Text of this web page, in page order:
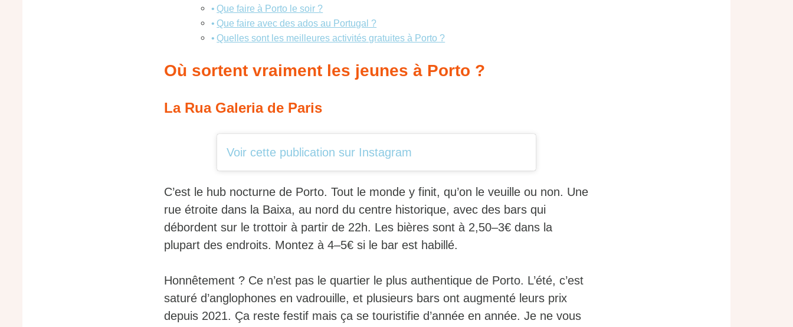
Que faire à Porto le soir ?
Que faire avec des ados au Portugal ?
Quelles sont les meilleures activités gratuites à Porto ?
Où sortent vraiment les jeunes à Porto ?
La Rua Galeria de Paris
Voir cette publication sur Instagram
C’est le hub nocturne de Porto. Tout le monde y finit, qu’on le veuille ou non. Une
rue étroite dans la Baixa, au nord du centre historique, avec des bars qui
débordent sur le trottoir à partir de 22h. Les bières sont à 2,50–3€ dans la
plupart des endroits. Montez à 4–5€ si le bar est habillé.
Honnêtement ? Ce n’est pas le quartier le plus authentique de Porto. L’été, c’est
saturé d’anglophones en vadrouille, et plusieurs bars ont augmenté leurs prix
depuis 2021. Ça reste festif mais ça se touristifie d’année en année. Je ne vous